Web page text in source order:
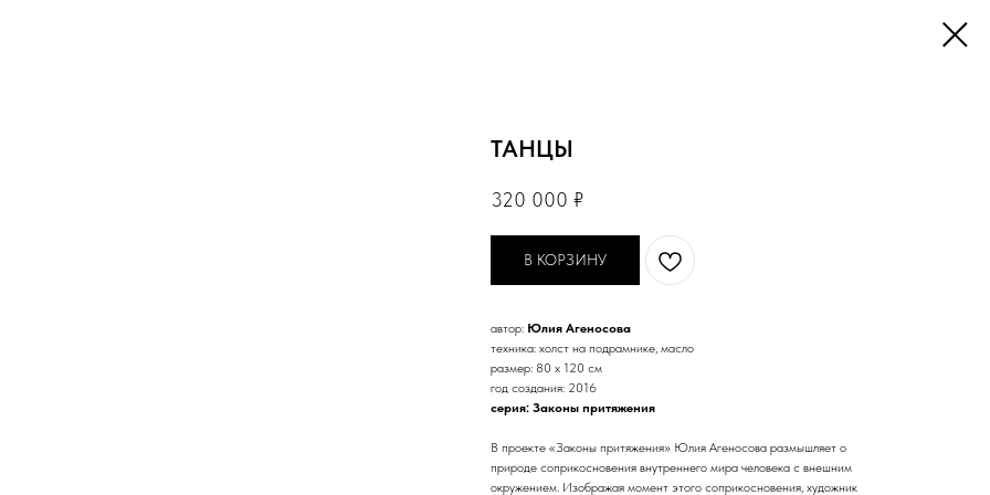
ТАНЦЫ
320 000 ₽
В КОРЗИНУ
автор: Юлия Агеносова
техника: холст на подрамнике, масло
размер: 80 х 120 см
год создания: 2016
серия: Законы притяжения
В проекте «Законы притяжения» Юлия Агеносова размышляет о
природе соприкосновения внутреннего мира человека с внешним
окружением. Изображая момент этого соприкосновения, художник